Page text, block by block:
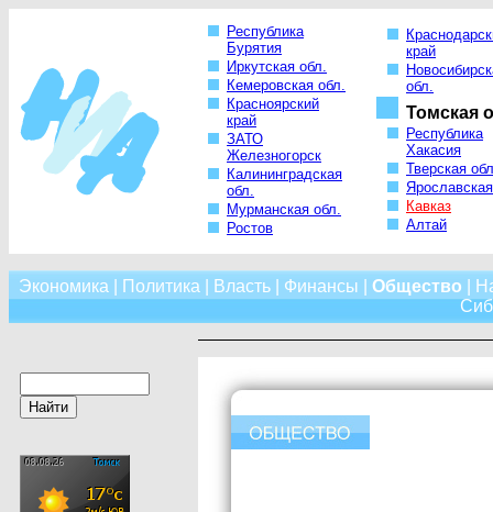
Республика
Бурятия
Иркутская обл.
Кемеровская обл.
Красноярский
край
ЗАТО
Железногорск
Калининградская
обл.
Мурманская обл.
Ростов
край
обл.
Томская
Республика
Хакасия
Тверская
Кавказ
Алтай
Экономика Политика Власть| Финансы Общество